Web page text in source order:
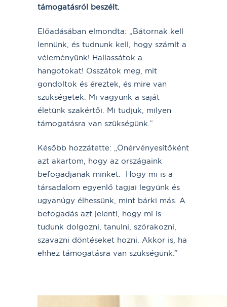
támogatásról beszélt.
Előadásában elmondta: „Bátornak kell
lennünk, és tudnunk kell, hogy számít a
véleményünk! Hallassátok a
hangotokat! Osszátok meg, mit
gondoltok és éreztek, és mire van
szükségetek. Mi vagyunk a saját
életünk szakértői. Mi tudjuk, milyen
támogatásra van szükségünk.”
Később hozzátette: „Önérvényesítőként
azt akartom, hogy az országaink
befogadjanak minket. Hogy mi is a
társadalom egyenlő tagjai legyünk és
ugyanúgy élhessünk, mint bárki más. A
befogadás azt jelenti, hogy mi is
tudunk dolgozni, tanulni, szórakozni,
szavazni döntéseket hozni. Akkor is, ha
ehhez támogatásra van szükségünk.”